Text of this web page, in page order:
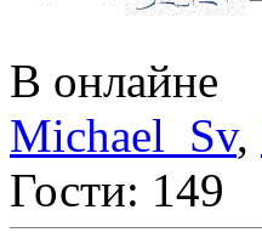
В онлайне
Michael_Sv,
Гости: 149